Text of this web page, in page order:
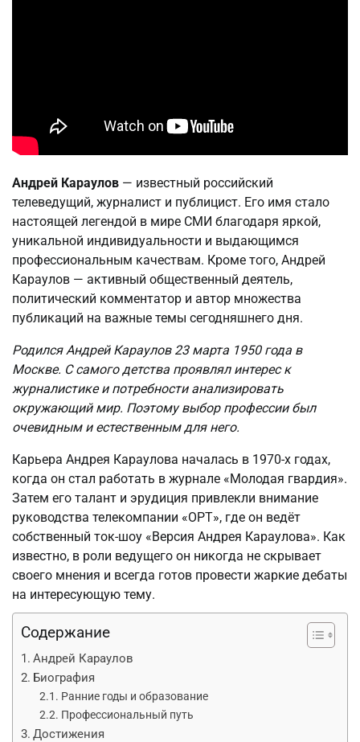
Андрей Караулов — известный российский
телеведущий, журналист и публицист. Его имя стало
настоящей легендой в мире СМИ благодаря яркой,
уникальной индивидуальности и выдающимся
профессиональным качествам. Кроме того, Андрей
Караулов — активный общественный деятель,
политический комментатор и автор множества
публикаций на важные темы сегодняшнего дня.
Родился Андрей Караулов 23 марта 1950 года в
Москве. С самого детства проявлял интерес к
журналистике и потребности анализировать
окружающий мир. Поэтому выбор профессии был
очевидным и естественным для него.
Карьера Андрея Караулова началась в 1970-х годах,
когда он стал работать в журнале «Молодая гвардия».
Затем его талант и эрудиция привлекли внимание
руководства телекомпании «ОРТ», где он ведёт
собственный ток-шоу «Версия Андрея Караулова». Как
известно, в роли ведущего он никогда не скрывает
своего мнения и всегда готов провести жаркие дебаты
на интересующую тему.
Содержание
Андрей Караулов
Биография
Ранние годы и образование
Профессиональный путь
Достижения